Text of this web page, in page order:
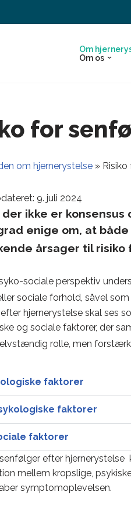
Om
Om os
for
om hjernerystelse »
9. juli 2024
der ikke er
enige om, at
årsager til
sociale perspektiv
sociale forhold, såvel
hjernerystelse skal ses
og sociale faktorer, der
rolle, men
faktorer
faktorer
faktorer
efter
mellem kropslige,
symptomoplevelsen.